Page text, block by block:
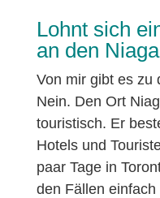
Lohnt sich
an den
Von mir gibt es zu
Nein. Den Ort
touristisch. Er
Hotels und
paar Tage in
den Fällen